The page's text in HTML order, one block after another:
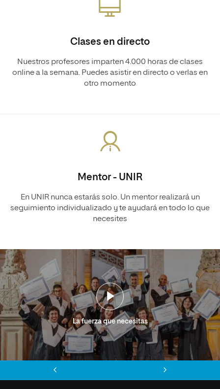
Clases en directo
Nuestros profesores imparten 4.000 horas de clases
online a la semana. Puedes asistir en directo o verlas en
otro momento
Mentor - UNIR
En UNIR nunca estarás solo. Un mentor realizará un
seguimiento individualizado y te ayudará en todo lo que
necesites
La fuerza que necesitas